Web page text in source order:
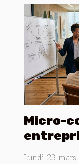
Micro-
en
Lundi 23